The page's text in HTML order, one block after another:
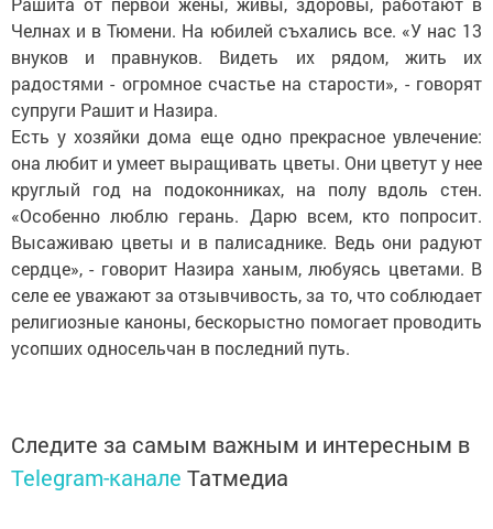
Челнах и в Тюмени. На юбилей съхались все. «У нас 13
внуков и правнуков. Видеть их рядом, жить их
радостями - огромное счастье на старости», - говорят
супруги Рашит и Назира.
Есть у хозяйки дома еще одно прекрасное увлечение:
она любит и умеет выращивать цветы. Они цветут у нее
круглый год на подоконниках, на полу вдоль стен.
«Особенно люблю герань. Дарю всем, кто попросит.
Высаживаю цветы и в палисаднике. Ведь они радуют
сердце», - говорит Назира ханым, любуясь цветами. В
селе ее уважают за отзывчивость, за то, что соблюдает
религиозные каноны, бескорыстно помогает проводить
усопших односельчан в последний путь.
Следите за самым важным и интересным в
Telegram-канале Татмедиа